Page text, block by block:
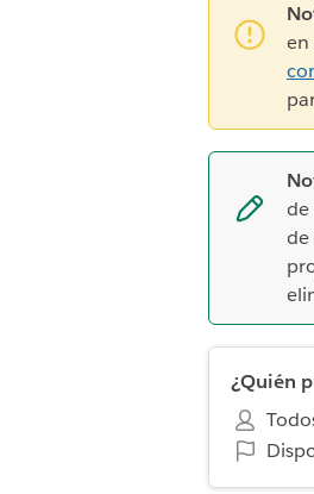
en
de
de
¿Quién